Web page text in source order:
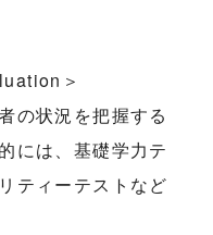
＞
の状況を把握する
には、基礎学力テ
ティーテストなど